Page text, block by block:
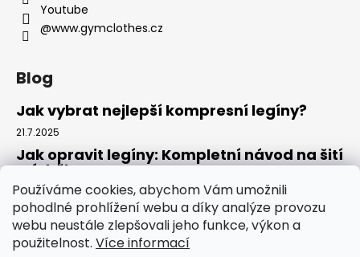
Používáme cookies, abychom Vám umožnili
pohodlné prohlížení webu a díky analýze provozu
webu neustále zlepšovali jeho funkce, výkon a
použitelnost. Více informací
Youtube
@www.gymclothes.cz
Blog
Jak vybrat nejlepší kompresní legíny?
21.7.2025
Jak opravit legíny: Kompletní návod na šití
a údržbu
14.7.2025
Kde koupit legíny: Komplexní návod pro
rok 2025
4.7.2025